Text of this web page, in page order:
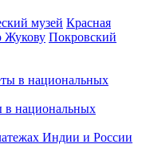
музей Красная
Жукову Покровский
в национальных
Индии и России